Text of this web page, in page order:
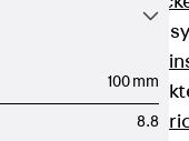
100 mm
8.8